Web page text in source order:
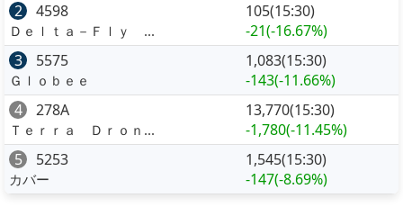
2
4598
Ｄｅｌｔａ－Ｆｌｙ ...
105(15:30)
-21(-16.67%)
3
5575
Ｇｌｏｂｅｅ
1,083(15:30)
-143(-11.66%)
4
278A
Ｔｅｒｒａ Ｄｒｏｎ...
13,770(15:30)
-1,780(-11.45%)
5
5253
カバー
1,545(15:30)
-147(-8.69%)